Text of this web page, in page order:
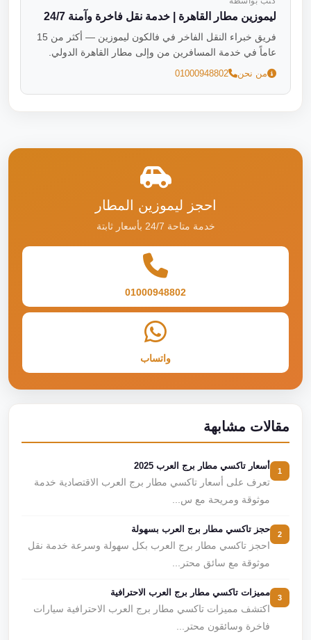
ليموزين مطار القاهرة | خدمة نقل فاخرة وآمنة 24/7
فريق خبراء النقل الفاخر في فالكون ليموزين — أكثر من 15
عاماً في خدمة المسافرين من وإلى مطار القاهرة الدولي.
من نحن 01000948802
احجز ليموزين المطار
خدمة متاحة 24/7 بأسعار ثابتة
01000948802
واتساب
مقالات مشابهة
أسعار تاكسي مطار برج العرب 2025
تعرف على أسعار تاكسي مطار برج العرب الاقتصادية خدمة
موثوقة ومريحة مع س...
حجز تاكسي مطار برج العرب بسهولة
احجز تاكسي مطار برج العرب بكل سهولة وسرعة خدمة نقل
موثوقة مع سائق محتر...
مميزات تاكسي مطار برج العرب الاحترافية
اكتشف مميزات تاكسي مطار برج العرب الاحترافية سيارات
فاخرة وسائقون محتر...